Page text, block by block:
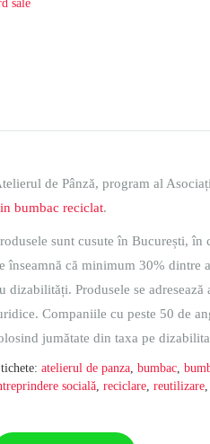
sale
de Pânză, program al
bumbac reciclat.
sunt cusute în București,
înseamnă că minimum 30% dintre
dizabilități. Produsele se
Companiile cu peste 50 de
jumătate din taxa pe
atelierul de panza, bumbac,
socială, reciclare, reutilizare,